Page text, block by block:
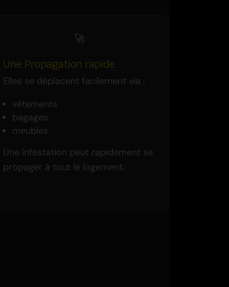
🚀
Une Propagation rapide
Elles se déplacent facilement via :
vêtements
bagages
meubles
Une infestation peut rapidement se
propager à tout le logement.